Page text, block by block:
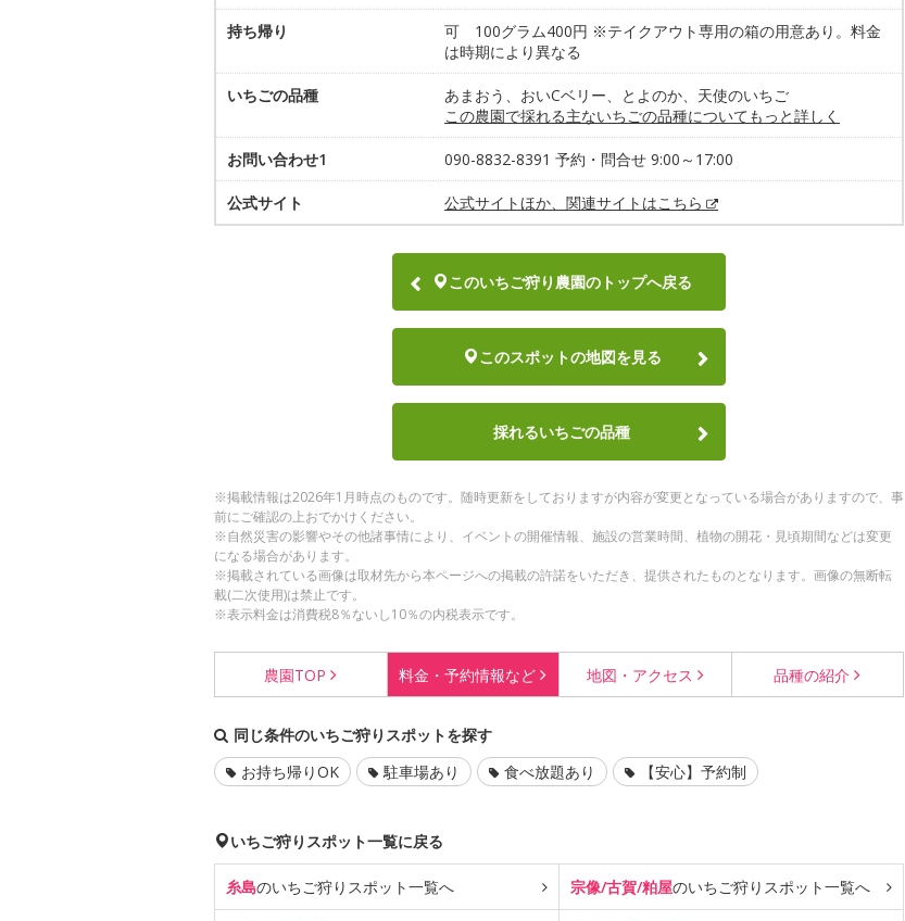
持ち帰り
可 100グラム400円 ※テイクアウト専用の箱の用意あり。料金
は時期により異なる
いちごの品種
あまおう、おいCベリー、とよのか、天使のいちご
この農園で採れる主ないちごの品種についてもっと詳しく
お問い合わせ1 090-8832-8391 予約・問合せ 9:00～17:00
公式サイト 公式サイトほか、関連サイトはこちら
このいちご狩り農園のトップへ戻る
このスポットの地図を見る
採れるいちごの品種
※掲載情報は2026年1月時点のものです。随時更新をしておりますが内容が変更となっている場合がありますので、事
前にご確認の上おでかけください。
※自然災害の影響やその他諸事情により、イベントの開催情報、施設の営業時間、植物の開花・見頃期間などは変更
になる場合があります。
※掲載されている画像は取材先から本ページへの掲載の許諾をいただき、提供されたものとなります。画像の無断転
載(二次使用)は禁止です。
※表示料金は消費税8％ないし10％の内税表示です。
農園TOP 料金・予約情報など 地図・ アクセス 品種の紹介
同じ条件のいちご狩りスポットを探す
お持ち帰りOK
駐車場あり 食べ放題あり 【安心】予約制
いちご狩りスポット一覧に戻る
糸島のいちご狩り スポット一覧へ 宗像/古賀/粕屋のいちご狩り スポット一覧へ